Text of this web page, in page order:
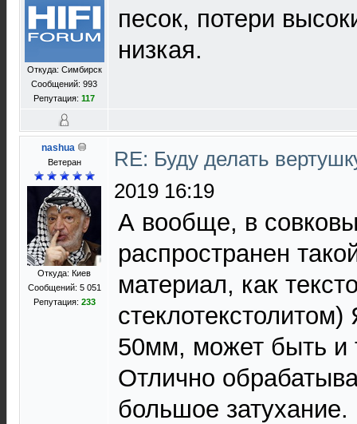
Откуда: Симбирск
Сообщений: 993
Репутация: 117
песок, потери
низкая.
nashua
Ветеран
Откуда: Киев
Сообщений: 5 051
Репутация: 233
RE: Буду делать
2019 16:19
А вообще, в
распространен
материал, как
50мм, может быть и
Отлично
большое затухание.